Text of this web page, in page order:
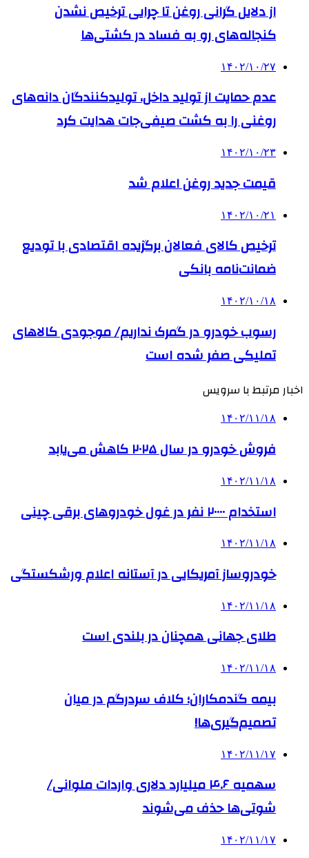
از دلایل گرانی روغن تا چرایی ترخیص نشدن
کنجاله‌های رو به فساد در کشتی‌ها
۱۴۰۲/۱۰/۲۷
عدم حمایت از تولید داخل، تولیدکنندگان دانه‌های
روغنی را به کشت صیفی‌جات هدایت کرد
۱۴۰۲/۱۰/۲۳
قیمت جدید روغن اعلام شد
۱۴۰۲/۱۰/۲۱
ترخیص کالای فعالان برگزیده اقتصادی با تودیع
ضمانت‌نامه بانکی
۱۴۰۲/۱۰/۱۸
رسوب خودرو در گمرک نداریم/ موجودی کالاهای
تملیکی صفر شده است
اخبار مرتبط با سرویس
۱۴۰۲/۱۱/۱۸
فروش خودرو در سال ۲۰۲۵ کاهش می‌یابد
۱۴۰۲/۱۱/۱۸
استخدام ۲۰۰۰۰ نفر در غول خودروهای برقی چینی
۱۴۰۲/۱۱/۱۸
خودروساز آمریکایی در آستانه اعلام ورشکستگی
۱۴۰۲/۱۱/۱۸
طلای جهانی همچنان در بلندی است
۱۴۰۲/۱۱/۱۸
بیمه گندمکاران؛ کلاف سردرگم در میان
تصمیم‌گیری‌ها!
۱۴۰۲/۱۱/۱۷
سهمیه ۴.۶ میلیارد دلاری واردات ملوانی/
شوتی‌ها حذف می‌شوند
۱۴۰۲/۱۱/۱۷